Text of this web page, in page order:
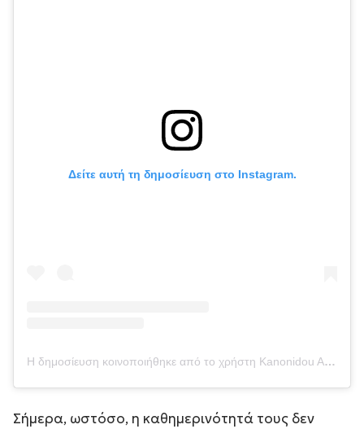
Δείτε αυτή τη δημοσίευση στο Instagram.
Η δημοσίευση κοινοποιήθηκε από το χρήστη Kanonidou Aggeliki (@kanonidouaggeliki)
Σήμερα, ωστόσο, η καθημερινότητά τους δεν